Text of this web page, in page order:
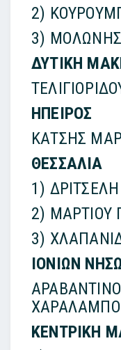
2)
3)
ΔΥΤΙΚΗ
ΗΠΕΙΡΟΣ
ΚΑΤΣΗΣ
ΘΕΣΣΑΛΙΑ
1)
2) ΜΑΡΤΙΟΥ
3)
ΙΟΝΙΩΝ
ΚΕΝΤΡΙΚΗ